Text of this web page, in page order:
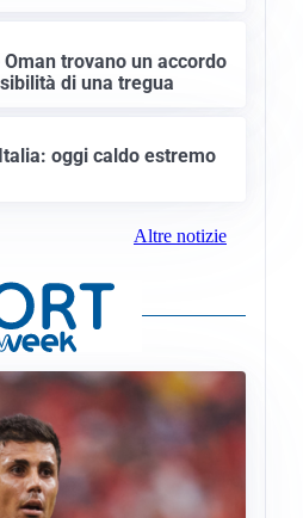
trovano un accordo
di una tregua
oggi caldo estremo
Altre notizie